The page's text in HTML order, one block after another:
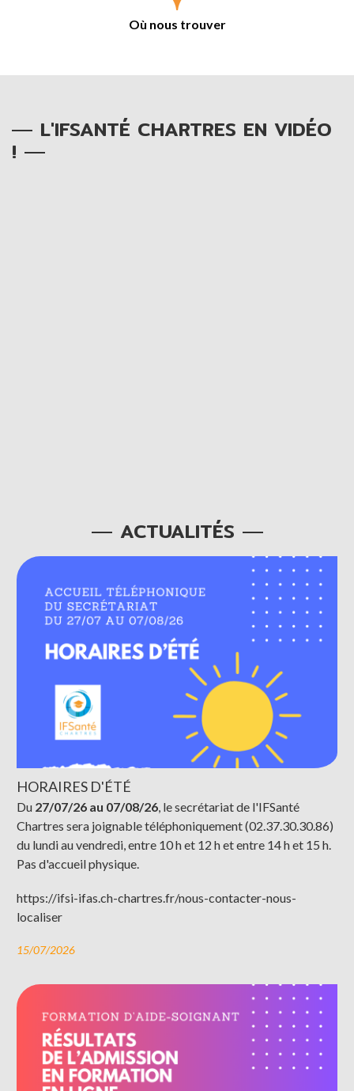
Où nous trouver
L'IFSANTÉ CHARTRES EN VIDÉO
!
ACTUALITÉS
HORAIRES D'ÉTÉ
Du 27/07/26 au 07/08/26 , le secrétariat de l'IFSanté
Chartres sera joignable téléphoniquement (02.37.30.30.86)
du lundi au vendredi, entre 10 h et 12 h et entre 14 h et 15 h.
Pas d'accueil physique.
https://ifsi-ifas.ch-chartres.fr/nous-contacter-nous-
localiser
15/07/2026